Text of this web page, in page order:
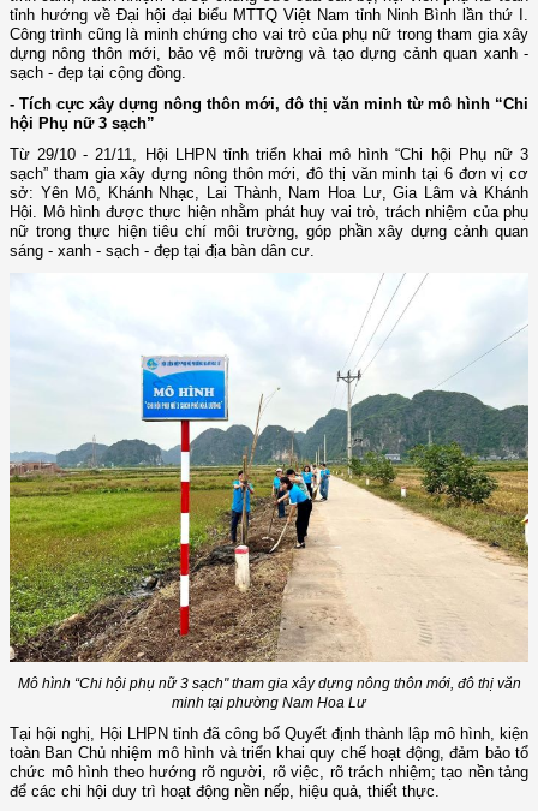
tỉnh hướng về Đại hội đại biểu MTTQ Việt Nam tỉnh Ninh Bình lần thứ I.
Công trình cũng là minh chứng cho vai trò của phụ nữ trong tham gia xây
dựng nông thôn mới, bảo vệ môi trường và tạo dựng cảnh quan xanh -
sạch - đẹp tại cộng đồng.
- Tích cực xây dựng nông thôn mới, đô thị văn minh từ mô hình “Chi
hội Phụ nữ 3 sạch”
Từ 29/10 - 21/11, Hội LHPN tỉnh triển khai mô hình “Chi hội Phụ nữ 3
sạch” tham gia xây dựng nông thôn mới, đô thị văn minh tại 6 đơn vị cơ
sở: Yên Mô, Khánh Nhạc, Lai Thành, Nam Hoa Lư, Gia Lâm và Khánh
Hội. Mô hình được thực hiện nhằm phát huy vai trò, trách nhiệm của phụ
nữ trong thực hiện tiêu chí môi trường, góp phần xây dựng cảnh quan
sáng - xanh - sạch - đẹp tại địa bàn dân cư.
Mô hình “Chi hội phụ nữ 3 sạch" tham gia xây dựng nông thôn mới, đô thị văn
minh tại phường Nam Hoa Lư
Tại hội nghị, Hội LHPN tỉnh đã công bố Quyết định thành lập mô hình, kiện
toàn Ban Chủ nhiệm mô hình và triển khai quy chế hoạt động, đảm bảo tổ
chức mô hình theo hướng rõ người, rõ việc, rõ trách nhiệm; tạo nền tảng
để các chi hội duy trì hoạt động nền nếp, hiệu quả, thiết thực.